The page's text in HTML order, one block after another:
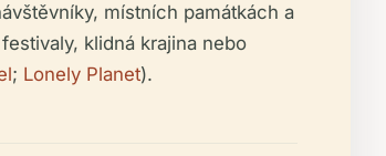
místních památkách a
klidná krajina nebo
; Lonely Planet).